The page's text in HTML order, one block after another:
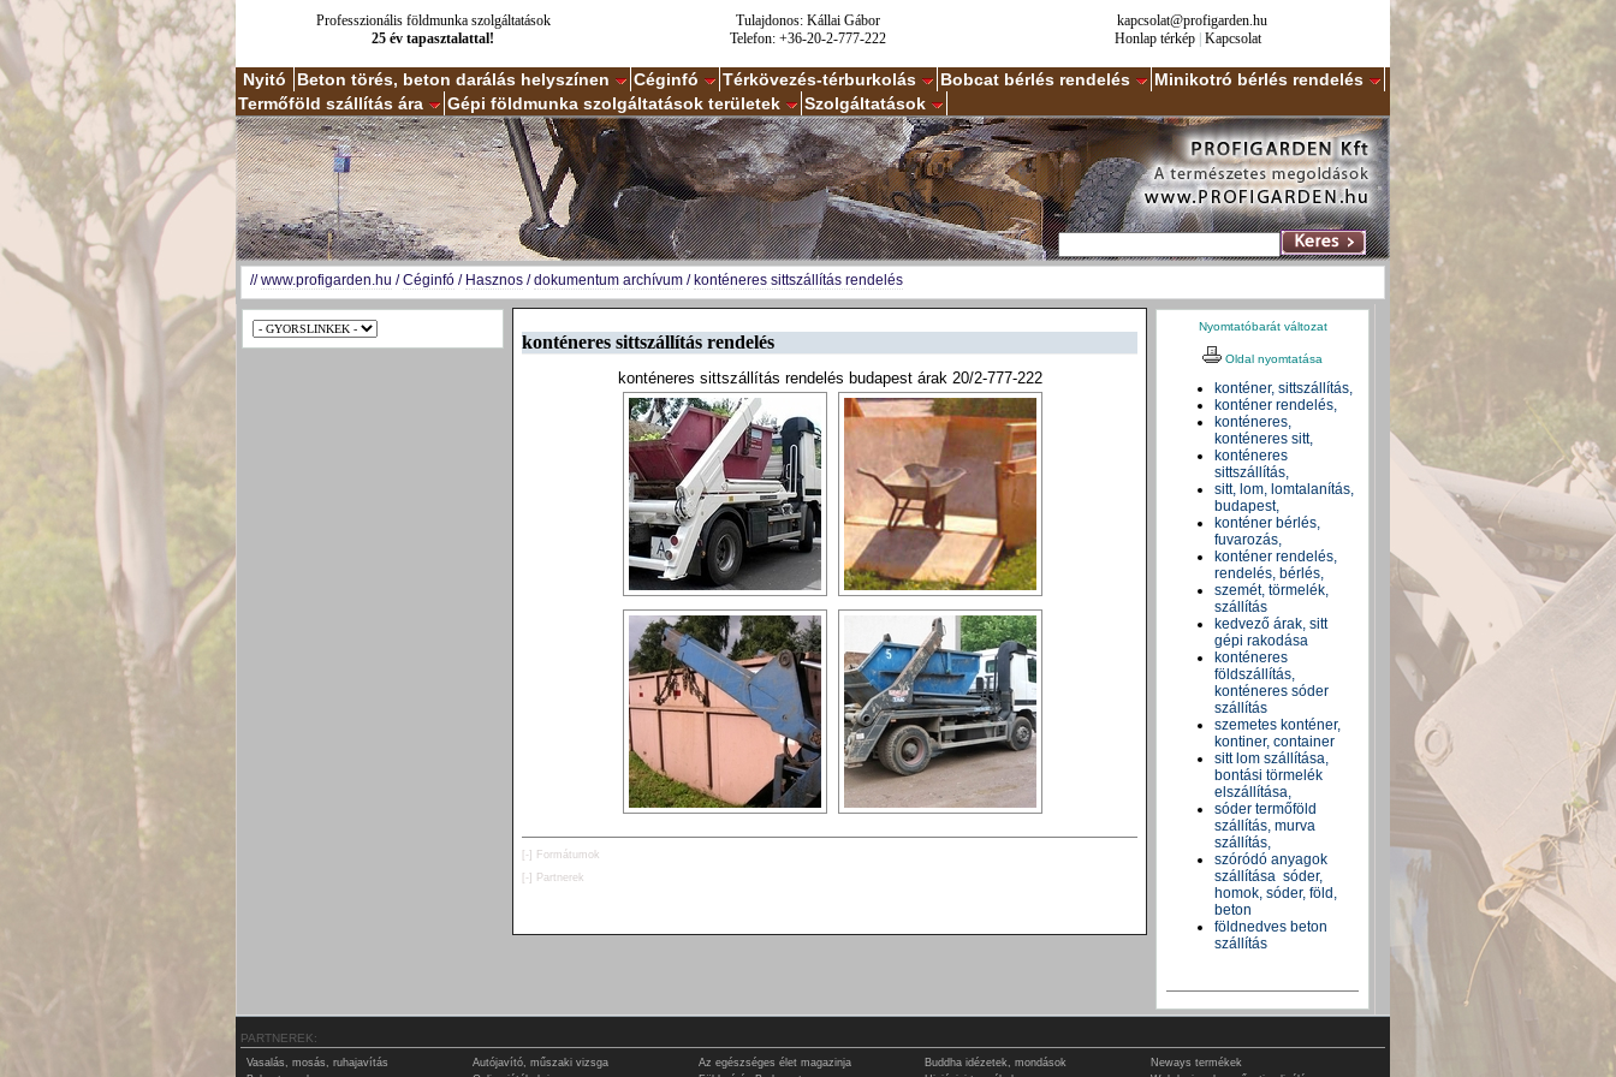
Professzionális földmunka szolgáltatások
25 év tapasztalattal!
Tulajdonos: Kállai Gábor
Telefon: +36-20-2-777-222
kapcsolat@profigarden.hu
Honlap térkép Kapcsolat
Nyitó Beton törés, beton darálás helyszínen Céginfó Térkövezés-térburkolás Bobcat bérlés rendelés
Minikotró bérlés rendelés
Termőföld szállítás ára
Gépi földmunka szolgáltatások területek Szolgáltatások
//www.profigarden.hu /Céginfó / Hasznos /dokumentum archívum / konténeres sittszállítás rendelés
konténeres sittszállítás rendelés
konténeres sittszállítás rendelés budapest árak 20/2-777-222
[-]
Formátumok
[-]
Partnerek
Nyomtatóbarát változat
Oldal nyomtatása
konténer, sittszállítás,
konténer rendelés,
konténeres,
konténeres sitt,
konténeres
sittszállítás,
sitt, lom, lomtalanítás,
budapest,
konténer bérlés,
fuvarozás,
konténer rendelés,
rendelés, bérlés,
szemét, törmelék,
szállítás
kedvező árak, sitt
gépi rakodása
konténeres
földszállítás,
konténeres sóder
szállítás
szemetes konténer,
kontiner, container
sitt lom szállítása,
bontási törmelék
elszállítása,
sóder termőföld
szállítás, murva
szállítás,
szóródó anyagok
szállítása sóder,
homok, sóder, föld,
beton
földnedves beton
szállítás
PARTNEREK:
Vasalás, mosás, ruhajavítás Autójavító, műszaki vizsga Az egészséges élet magazinja Buddha idézetek, mondások
Neways termékek